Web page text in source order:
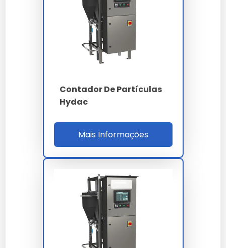
imagem, cobrindo faixa granulométrica de 0.04
a 2.500 micrometros (µm) com resolução de 100
canais logaritmicamente distribuídos. A
repetibilidade é inferior a 1% conforme ISO 13320,
e o alinhamento automático do feixe dispensa
Para controle de limpeza em fluidos hidráulicos e
ISO 4406:2021 (classes 14/12/10 a 22/20/18), NAS
1638 e SAE AS4059, medindo simultaneamente
os canais de 4, 6, 14, 21, 38, 70 e 100 µm (c). O
superior a 20.000 horas sem drift mensurável.
PARÂMETRO ESPECIFICAÇÃO
Difração laser Mie -
imagem dinâmica
Contador De Partículas
Hydac
Mais Informações